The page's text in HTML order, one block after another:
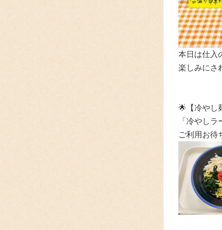
本日は仕入
楽しみにさ
🌟 【冷や
「冷やし
ご利用お待